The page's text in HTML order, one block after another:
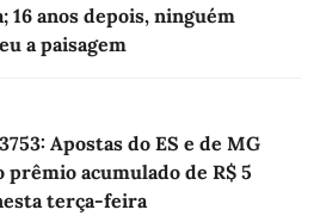
16 anos depois, ninguém
a paisagem
Apostas do ES e de MG
prêmio acumulado de R$ 5
terça-feira